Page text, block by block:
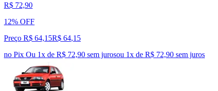
R$ 72,90
12% OFF
Preço R$ 64,15R$ 64,15
no Pix Ou 1x de R$ 72,90 sem jurosou 1x de R$ 72,90 sem juros